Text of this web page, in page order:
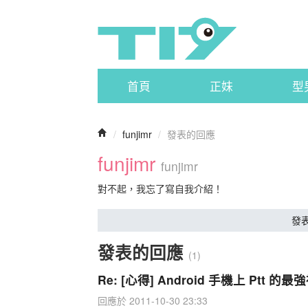
首頁 正妹 型
/ funjimr / 發表的回應
funjimr funjimr
對不起，我忘了寫自我介紹！
發
發表的回應 (1)
Re: [心得] Android 手機上 Ptt 的最
回應於 2011-10-30 23:33